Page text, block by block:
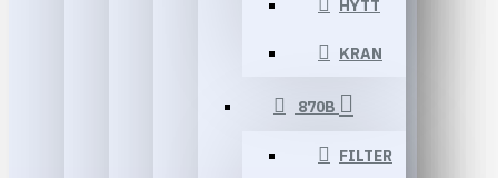
HYTT
KRAN
870B
FILTER